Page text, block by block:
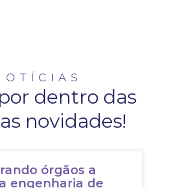
dentro das
novidades!
órgãos a
engenharia de